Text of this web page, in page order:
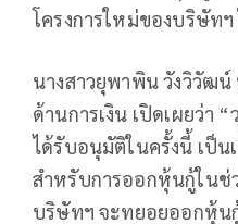
โครงการใหม่ของบริษัท
นางสาวยุพาพิน วังวิวัฒ
ด้านการเงิน เปิดเผยว่า
ได้รับอนุมัติในครั้งนี้ เป็น
สำหรับการออกหุ้นกู้ในช่
บริษัทฯ จะทยอยออกหุ้น